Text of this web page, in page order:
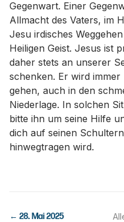
Gegenwart. Einer
Allmacht des Vaters, im
Jesu irdisches
Heiligen Geist. Jesus ist
daher stets an unserer
schenken. Er wird
gehen, auch in den
Niederlage. In solchen
bitte ihn um seine Hilfe
dich auf seinen
hinwegtragen wird.
← 28. Mai 2025